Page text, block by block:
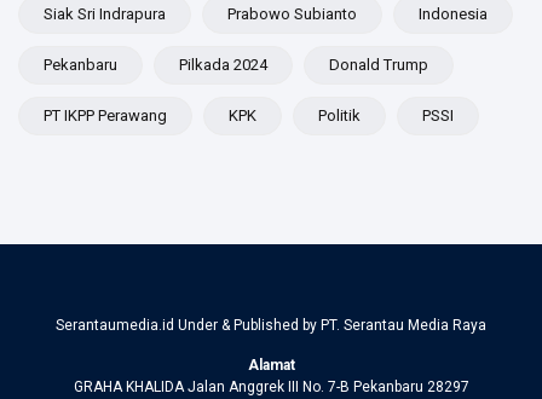
Siak Sri Indrapura Prabowo Subianto Indonesia
Pekanbaru Pilkada 2024 Donald Trump
PT IKPP Perawang KPK Politik PSSI
Serantaumedia.id Under & Published by PT. Serantau Media Raya
Alamat
GRAHA KHALIDA Jalan Anggrek III No. 7-B Pekanbaru 28297